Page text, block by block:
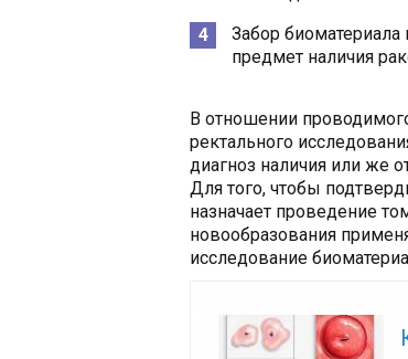
Забор
предмет наличия
В отношении
ректального
диагноз наличия или же
Для того, чтобы
назначает проведение
новообразования
исследование